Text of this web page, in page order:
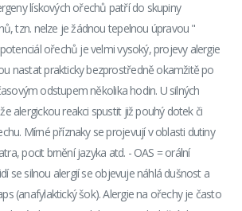
lískových ořechů patří do skupiny
tzn. nelze je žádnou tepelnou úpravou "
ořechů je velmi vysoký, projevy alergie
nastat prakticky bezprostředně okamžitě po
odstupem několika hodin. U silných
alergickou reakci spustit již pouhý dotek či
Mírné příznaky se projevují v oblasti dutiny
pocit brnění jazyka atd. - OAS = orální
se silnou alergií se objevuje náhlá dušnost a
(anafylaktický šok). Alergie na ořechy je často